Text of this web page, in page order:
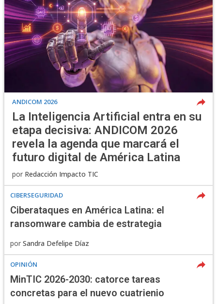
ANDICOM 2026
La Inteligencia Artificial entra en su
etapa decisiva: ANDICOM 2026
revela la agenda que marcará el
futuro digital de América Latina
por Redacción Impacto TIC
CIBERSEGURIDAD
Ciberataques en América Latina: el
ransomware cambia de estrategia
por Sandra Defelipe Díaz
OPINIÓN
MinTIC 2026-2030: catorce tareas
concretas para el nuevo cuatrienio